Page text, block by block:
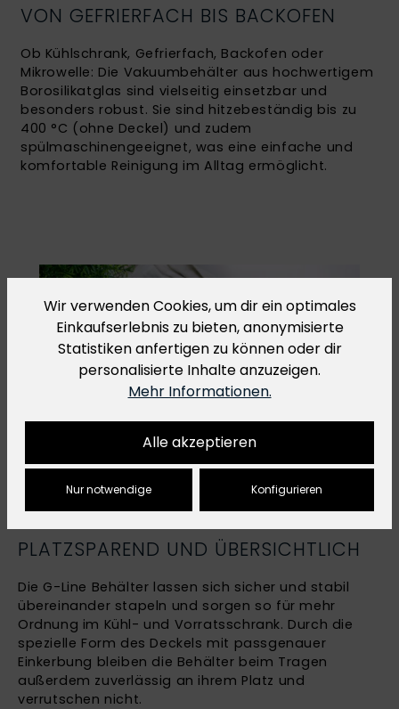
VON GEFRIERFACH BIS BACKOFEN
Ob Kühlschrank, Gefrierfach, Backofen oder
Mikrowelle: Die Vakuumbehälter aus hochwertigem
Borosilikatglas sind vielseitig einsetzbar und
besonders robust. Sie sind hitzebeständig bis zu
400 °C (ohne Deckel) und zudem
spülmaschinengeeignet, was eine einfache und
komfortable Reinigung im Alltag ermöglicht.
PLATZSPAREND UND ÜBERSICHTLICH
Die G-Line Behälter lassen sich sicher und stabil
übereinander stapeln und sorgen so für mehr
Ordnung im Kühl- und Vorratsschrank. Durch die
spezielle Form des Deckels mit passgenauer
Einkerbung bleiben die Behälter beim Tragen
außerdem zuverlässig an ihrem Platz und
verrutschen nicht.
Wir verwenden Cookies, um dir ein optimales
Einkaufserlebnis zu bieten, anonymisierte
Statistiken anfertigen zu können oder dir
personalisierte Inhalte anzuzeigen.
Mehr Informationen.
Alle akzeptieren
Nur notwendige Konfigurieren